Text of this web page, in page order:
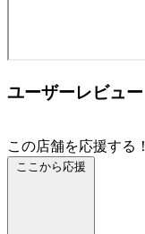
ユーザーレビュー
この店舗を応援する！
ここから応援